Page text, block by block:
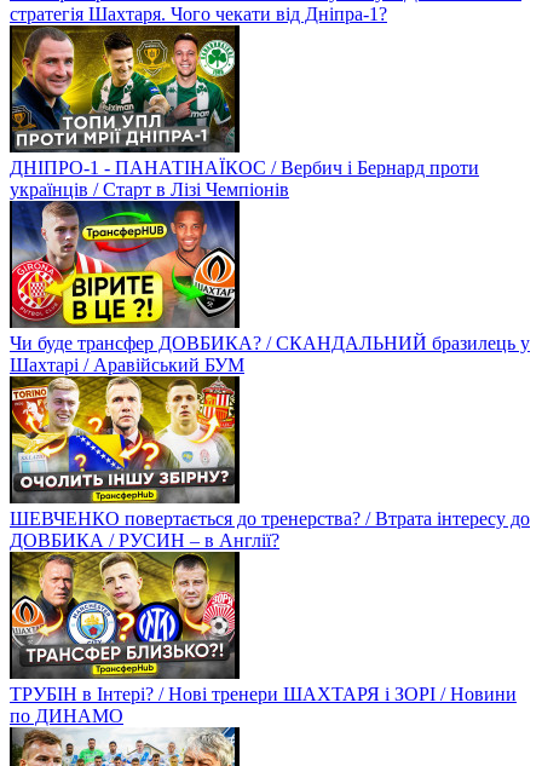
стратегія Шахтаря. Чого чекати від Дніпра-1?
ДНІПРО-1 - ПАНАТІНАЇКОС / Вербич і Бернард проти
українців / Старт в Лізі Чемпіонів
Чи буде трансфер ДОВБИКА? / СКАНДАЛЬНИЙ бразилець у
Шахтарі / Аравійський БУМ
ШЕВЧЕНКО повертається до тренерства? / Втрата інтересу до
ДОВБИКА / РУСИН – в Англії?
ТРУБІН в Інтері? / Нові тренери ШАХТАРЯ і ЗОРІ / Новини
по ДИНАМО